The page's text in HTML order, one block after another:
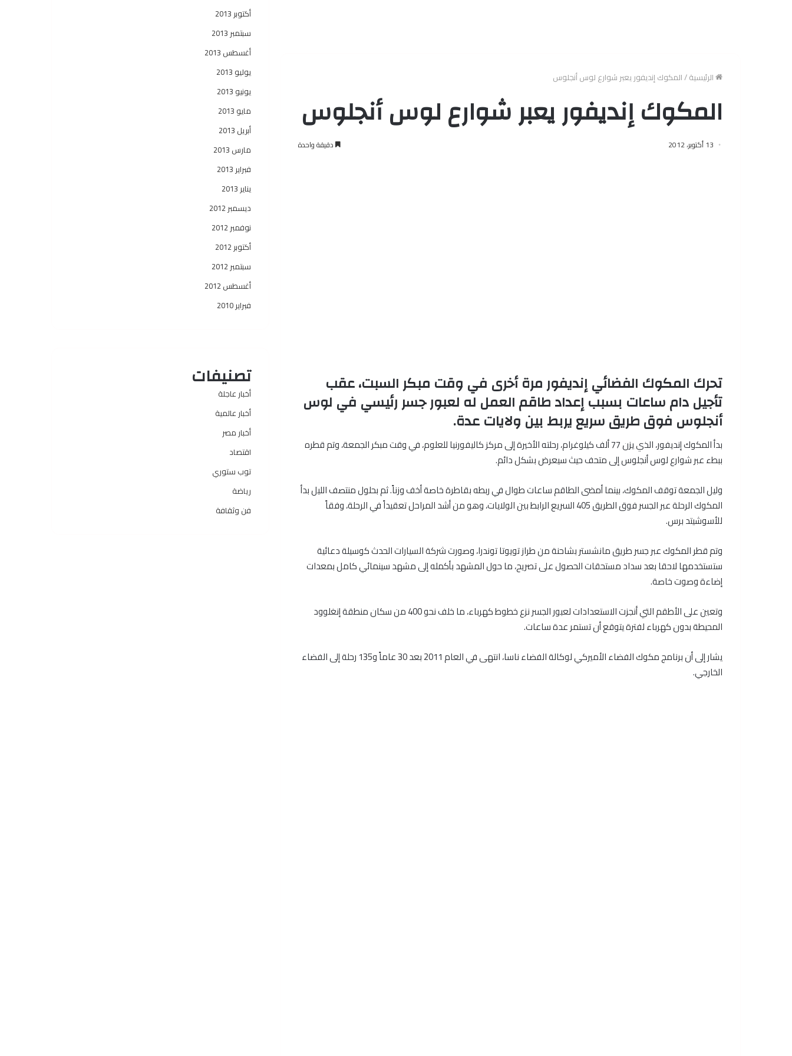
الرئيسية/المكوك إنديفور يعبر شوارع لوس أنجلوس
المكوك إنديفور يعبر شوارع لوس أنجلوس
13 أكتوبر، 2012 دقيقة واحدة
تحرك المكوك الفضائي إنديفور مرة أخرى في وقت مبكر السبت، عقب
تأجيل دام ساعات بسبب إعداد طاقم العمل له لعبور جسر رئيسي في لوس
أنجلوس فوق طريق سريع يربط بين ولايات عدة.
بدأ المكوك إنديفور، الذي يزن 77 ألف كيلوغرام، رحلته الأخيرة إلى مركز كاليفورنيا للعلوم، في وقت مبكر الجمعة، وتم قطره
ببطء عبر شوارع لوس أنجلوس إلى متحف حيث سيعرض بشكل دائم.
وليل الجمعة توقف المكوك، بينما أمضى الطاقم ساعات طوال في ربطه بقاطرة خاصة أخف وزناً. ثم بحلول منتصف الليل بدأ
المكوك الرحلة عبر الجسر فوق الطريق 405 السريع الرابط بين الولايات، وهو من أشد المراحل تعقيداً في الرحلة، وفقاً
للأسوشيتد برس.
وتم قطر المكوك عبر جسر طريق مانشستر بشاحنة من طراز تويوتا توندرا، وصورت شركة السيارات الحدث كوسيلة دعائية
ستستخدمها لاحقا بعد سداد مستحقات الحصول على تصريح، ما حول المشهد بأكمله إلى مشهد سينمائي كامل بمعدات
إضاءة وصوت خاصة.
وتعين على الأطقم التي أنجزت الاستعدادات لعبور الجسر نزع خطوط كهرباء، ما خلف نحو 400 من سكان منطقة إنغلوود
المحيطة بدون كهرباء لفترة يتوقع أن تستمر عدة ساعات.
يشار إلى أن برنامج مكوك الفضاء الأميركي لوكالة الفضاء ناسا، انتهى في العام 2011 بعد 30 عاماً و135 رحلة إلى الفضاء
الخارجي.
أكتوبر 2013
سبتمبر 2013
أغسطس 2013
يوليو 2013
يونيو 2013
مايو 2013
أبريل 2013
مارس 2013
فبراير 2013
يناير 2013
ديسمبر 2012
نوفمبر 2012
أكتوبر 2012
سبتمبر 2012
أغسطس 2012
فبراير 2010
تصنيفات
أخبار عاجلة
أخبار عالمية
أخبار مصر
اقتصاد
توب ستوري
رياضة
فن وثقافة